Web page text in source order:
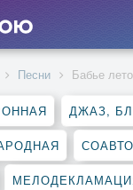
Песни Бабье
ДЖАЗ,